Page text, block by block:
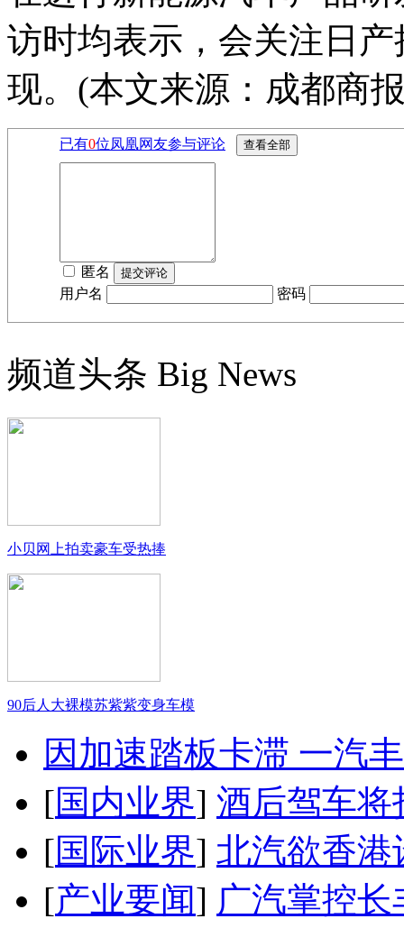
访时均表示，会关注日
现。(本文来源：成都商
已有0位凤凰网友参与评论
匿名
用户名
密码
频道头条 Big News
小贝网上拍卖豪车受热捧
90后人大裸模苏紫紫变身车模
因加速踏板卡滞 一汽
[国内业界] 酒后驾车将
[国际业界] 北汽欲香港
[产业要闻] 广汽掌控